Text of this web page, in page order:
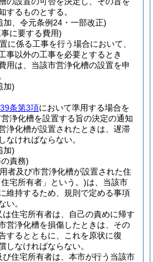
するものとする。
加、令元条例24・一部改正)
に要する費用)
に係る工事を行う場合において、
事以外の工事を必要とするとき
用は、当該市営浄化槽の設置を申
加)
条第3項において準用する場合を
浄化槽を設置する旨の決定の通知
浄化槽が設置されたときは、遅滞
なければならない。
加)
責務)
者及び市営浄化槽が設置された住
宅所有者」という。)は、当該市
維持するため、規則で定める事項
い。
住宅所有者は、自己の責めに帰す
営浄化槽を損傷したときは、その
するとともに、これを原状に復
しなければならない。
住宅所有者は、本市が行う当該市